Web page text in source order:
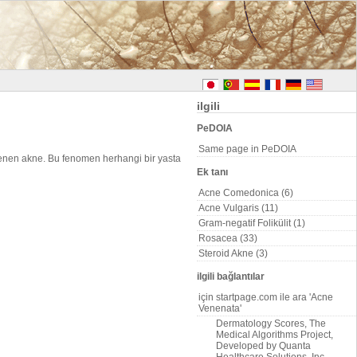
ilgili
PeDOIA
Same page in PeDOIA
Ek tanı
Acne Comedonica (6)
Acne Vulgaris (11)
Gram-negatif Folikülit (1)
Rosacea (33)
Steroid Akne (3)
ilgili bağlantılar
için startpage.com ile ara 'Acne
Venenata'
Dermatology Scores, The
Medical Algorithms Project,
Developed by Quanta
akne. Bu fenomen herhangi bir yasta